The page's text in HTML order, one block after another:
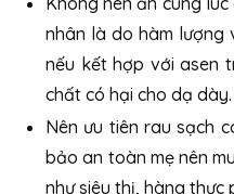
nhân là do hàm lượng
nếu kết hợp với asen
chất có hại cho dạ dày.
Nên ưu tiên rau sạch
bảo an toàn mẹ nên
như siêu thị, hàng thực